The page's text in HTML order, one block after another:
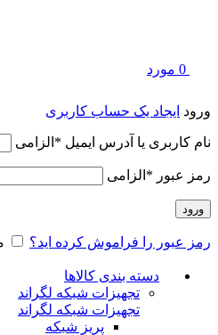
0 مورد
ورود ایجاد یک حساب کاربری
نام کاربری یا آدرس ایمیل * الزامی
رمز عبور * الزامی
ورود
رمز عبور را فراموش کرده اید؟
دسته بندی کالاها
تجهیزات شبکه لگراند
تجهیزات شبکه لگراند
پریز شبکه